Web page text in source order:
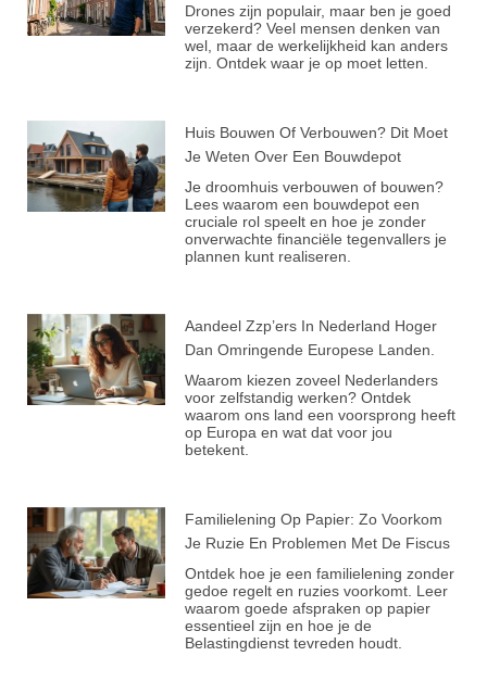
Drones zijn populair, maar ben je goed
verzekerd? Veel mensen denken van
wel, maar de werkelijkheid kan anders
zijn. Ontdek waar je op moet letten.
Huis Bouwen Of Verbouwen? Dit Moet
Je Weten Over Een Bouwdepot
Je droomhuis verbouwen of bouwen?
Lees waarom een bouwdepot een
cruciale rol speelt en hoe je zonder
onverwachte financiële tegenvallers je
plannen kunt realiseren.
Aandeel Zzp’ers In Nederland Hoger
Dan Omringende Europese Landen.
Waarom kiezen zoveel Nederlanders
voor zelfstandig werken? Ontdek
waarom ons land een voorsprong heeft
op Europa en wat dat voor jou
betekent.
Familielening Op Papier: Zo Voorkom
Je Ruzie En Problemen Met De Fiscus
Ontdek hoe je een familielening zonder
gedoe regelt en ruzies voorkomt. Leer
waarom goede afspraken op papier
essentieel zijn en hoe je de
Belastingdienst tevreden houdt.